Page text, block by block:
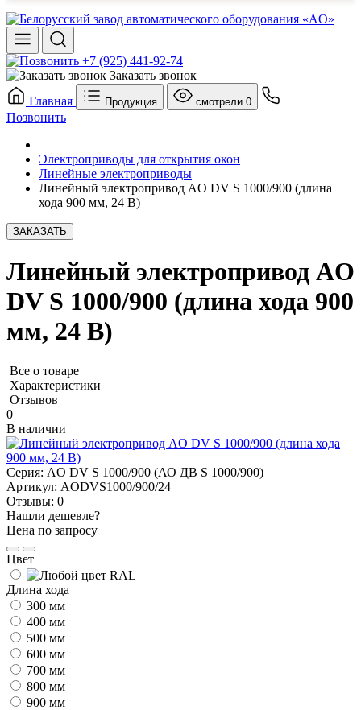
+7 (925) 441-92-74
Заказать звонок
Главная
Продукция смотрели 0
Позвонить
Электроприводы для открытия окон
Линейные электроприводы
Линейный электропривод AO DV S 1000/900 (длина
хода 900 мм, 24 В)
ЗАКАЗАТЬ
Линейный электропривод AO
DV S 1000/900 (длина хода 900
мм, 24 В)
Все о товаре
Характеристики
Отзывов
0
В наличии
Серия: AO DV S 1000/900 (АО ДВ S 1000/900)
Артикул: AODVS1000/900/24
Отзывы: 0
Нашли дешевле?
Цена по запросу
Цвет
Длина хода
300 мм
400 мм
500 мм
600 мм
700 мм
800 мм
900 мм